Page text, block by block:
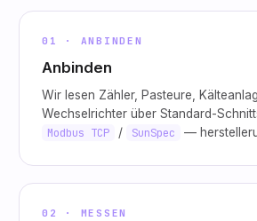
01 · ANBINDEN
Anbinden
Wir lesen Zähler, Pasteure,
Wechselrichter über Standard-
Modbus TCP / SunSpec —
02 · MESSEN